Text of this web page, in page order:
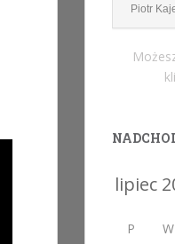
Piotr
P W